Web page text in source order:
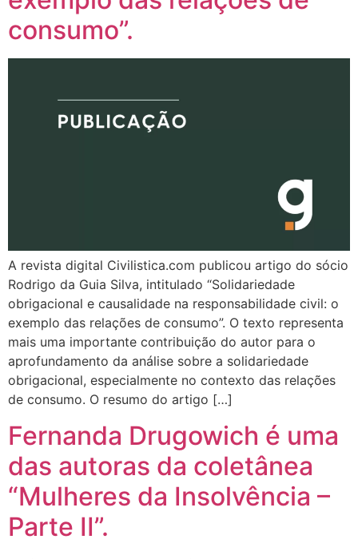
consumo”.
A revista digital Civilistica.com publicou artigo do sócio
Rodrigo da Guia Silva, intitulado “Solidariedade
obrigacional e causalidade na responsabilidade civil: o
exemplo das relações de consumo”. O texto representa
mais uma importante contribuição do autor para o
aprofundamento da análise sobre a solidariedade
obrigacional, especialmente no contexto das relações
de consumo. O resumo do artigo […]
Fernanda Drugowich é uma
das autoras da coletânea
“Mulheres da Insolvência –
Parte II”.